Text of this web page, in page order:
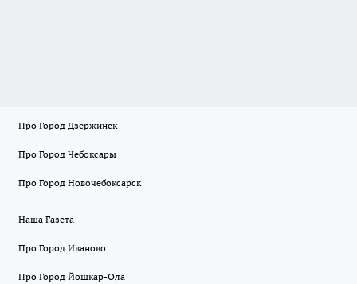
Про Город Дзержинск
Про Город Чебоксары
Про Город Новочебоксарск
Наша Газета
Про Город Иваново
Про Город Йошкар-Ола